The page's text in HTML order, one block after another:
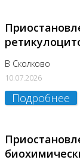
В Сколково
10.07.2026
Подробнее